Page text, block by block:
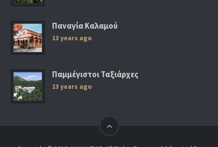
Παναγία Καλαμού
13 years ago
Παμμέγιστοι Ταξιάρχες
13 years ago